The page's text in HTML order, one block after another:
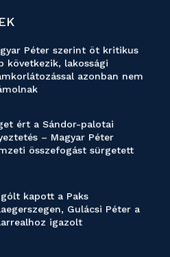
Péter szerint öt kritikus
következik, lakossági
azonban nem
ért a Sándor-palotai
– Magyar Péter
összefogást sürgetett
kapott a Paks
Gulácsi Péter a
igazolt